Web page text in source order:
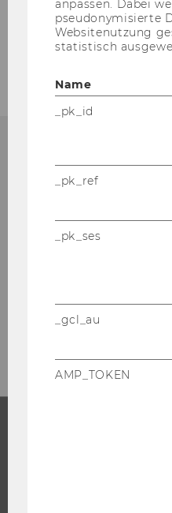
Termine WiSe 2024/25
Bildergalerie
KONTAKT:
Vol­un­tee­ring@WU
1020 Wien
E-​Mail:
anpassen. Dabei
pseudonymisierte
Websitenutzung
statistisch
Name
_pk_id
_pk_ref
_pk_ses
_gcl_au
AMP_TOKEN